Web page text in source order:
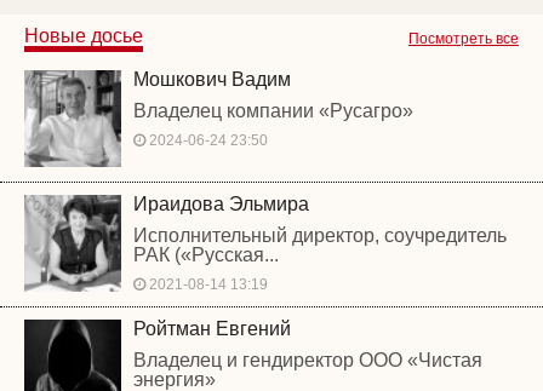
Посмотреть все
Новые досье
Мошкович Вадим
Владелец компании «Русагро»
2024-06-24 23:50
Ираидова Эльмира
Исполнительный директор, соучредитель
РАК («Русская...
2021-08-14 13:19
Ройтман Евгений
Владелец и гендиректор ООО «Чистая
энергия»